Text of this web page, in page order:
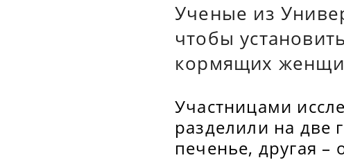
Ученые из
чтобы
кормящих
Участницами
разделили на две
печенье, другая –